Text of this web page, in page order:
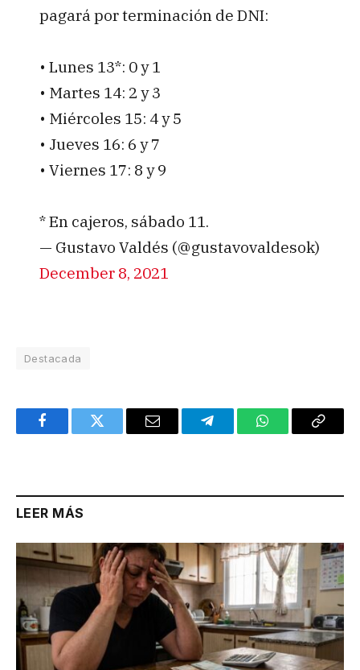
pagará por terminación de DNI:
• Lunes 13*: 0 y 1
• Martes 14: 2 y 3
• Miércoles 15: 4 y 5
• Jueves 16: 6 y 7
• Viernes 17: 8 y 9
* En cajeros, sábado 11.
— Gustavo Valdés (@gustavovaldesok)
December 8, 2021
Destacada
FacebookTwitter Email TelegramWhatsAppCopy
LEER MÁS